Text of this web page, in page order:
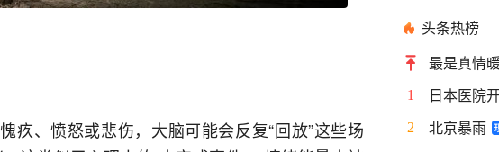
疚、愤怒或悲伤，大脑可能会反复“回放”这些场
头条热榜
最是真情
1 日本医院
2 北京暴雨